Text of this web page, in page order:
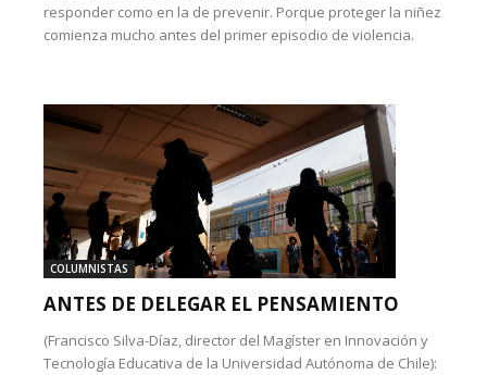
responder como en la de prevenir. Porque proteger la niñez
comienza mucho antes del primer episodio de violencia.
COLUMNISTAS
ANTES DE DELEGAR EL PENSAMIENTO
(Francisco Silva-Díaz, director del Magíster en Innovación y
Tecnología Educativa de la Universidad Autónoma de Chile):